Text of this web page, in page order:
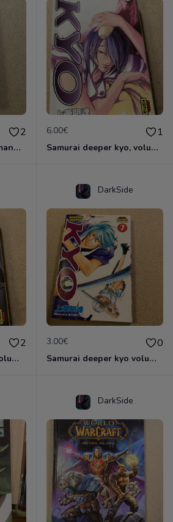
2
Samurai deeper kyo, manga double volume 1 et 2
6.00€ 1
Samurai deeper kyo, volume 3 & 4 manga double
2
Samurai deeper kyo volume 5&6 manga double
DarkSide
3.00€ 0
Samurai deeper kyo volume 7
DarkSide